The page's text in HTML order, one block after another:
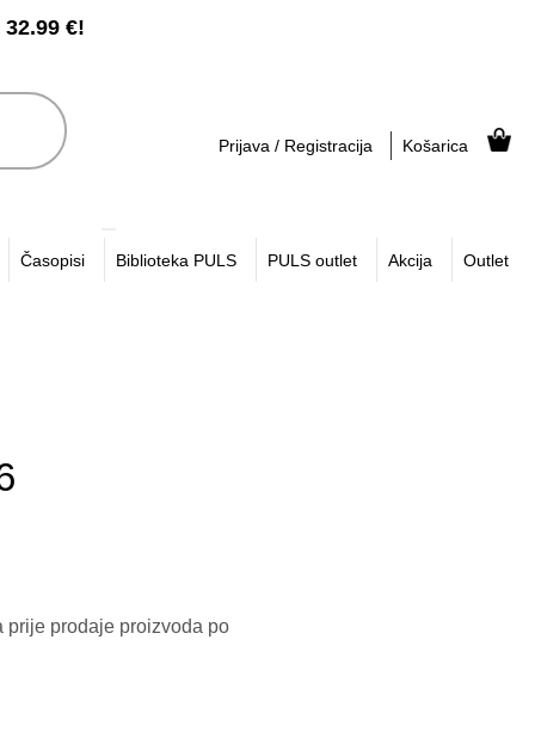
32.99 €!
Časopisi Biblioteka PULS PULS outlet Akcija Outlet
Prijava / Registracija Košarica
prodaje proizvoda po